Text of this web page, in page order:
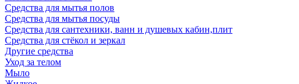
Средства для мытья полов
Средства для мытья посуды
Средства для сантехники, ванн и душевых кабин,плит
Средства для стёкол и зеркал
Другие средства
Уход за телом
Мыло